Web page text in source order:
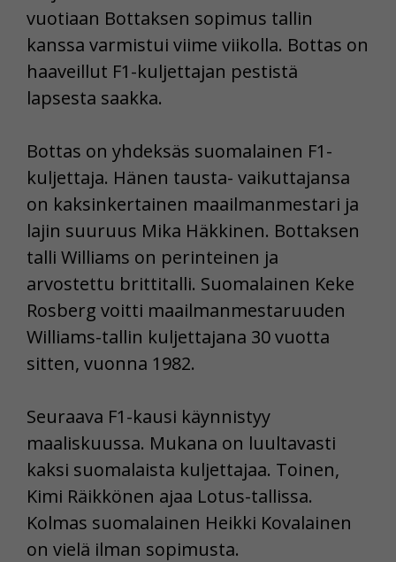
vuotiaan Bottaksen sopimus tallin
kanssa varmistui viime viikolla. Bottas on
haaveillut F1-kuljettajan pestistä
lapsesta saakka.
Bottas on yhdeksäs suomalainen F1-
kuljettaja. Hänen tausta- vaikuttajansa
on kaksinkertainen maailmanmestari ja
lajin suuruus Mika Häkkinen. Bottaksen
talli Williams on perinteinen ja
arvostettu brittitalli. Suomalainen Keke
Rosberg voitti maailmanmestaruuden
Williams-tallin kuljettajana 30 vuotta
sitten, vuonna 1982.
Seuraava F1-kausi käynnistyy
maaliskuussa. Mukana on luultavasti
kaksi suomalaista kuljettajaa. Toinen,
Kimi Räikkönen ajaa Lotus-tallissa.
Kolmas suomalainen Heikki Kovalainen
on vielä ilman sopimusta.